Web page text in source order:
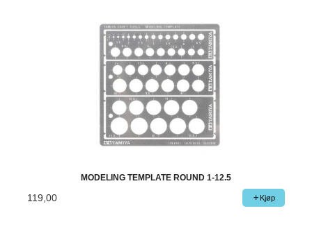
MODELING TEMPLATE ROUND 1-12.5
119,00 Kjøp